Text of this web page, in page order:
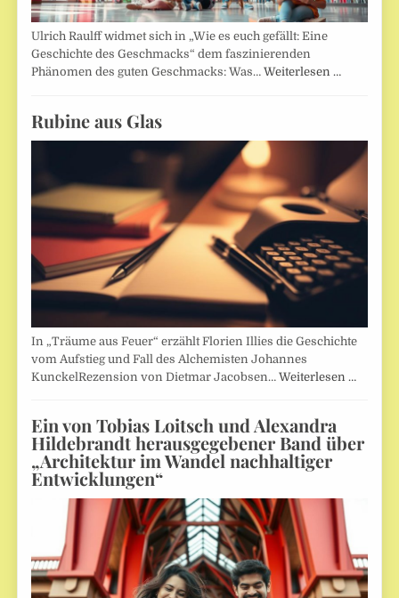
Ulrich Raulff widmet sich in „Wie es euch gefällt: Eine
Geschichte des Geschmacks“ dem faszinierenden
Phänomen des guten Geschmacks: Was…Weiterlesen …
Rubine aus Glas
In „Träume aus Feuer“ erzählt Florien Illies die Geschichte
vom Aufstieg und Fall des Alchemisten Johannes
KunckelRezension von Dietmar Jacobsen…Weiterlesen …
Ein von Tobias Loitsch und Alexandra
Hildebrandt herausgegebener Band über
„Architektur im Wandel nachhaltiger
Entwicklungen“